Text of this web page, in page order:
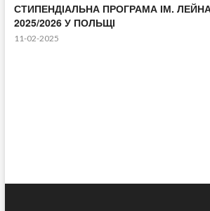
СТИПЕНДІАЛЬНА ПРОГРАМА ІМ.
2025/2026 У ПОЛЬЩІ
11-02-2025